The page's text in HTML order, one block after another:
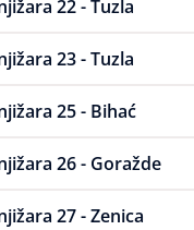
22 - Tuzla
23 - Tuzla
25 - Bihać
26 - Goražde
27 - Zenica